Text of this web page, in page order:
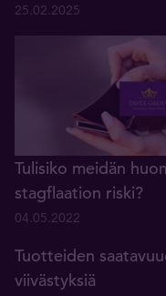
25.02.2025
Tulisiko meidän
stagflaation riski?
04.05.2022
Tuotteiden
viivästyksiä